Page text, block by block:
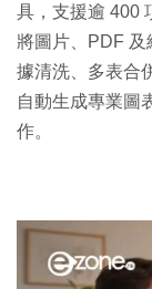
具，支援逾 400
將圖片、PDF
據清洗、多表合
自動生成專業圖
作。